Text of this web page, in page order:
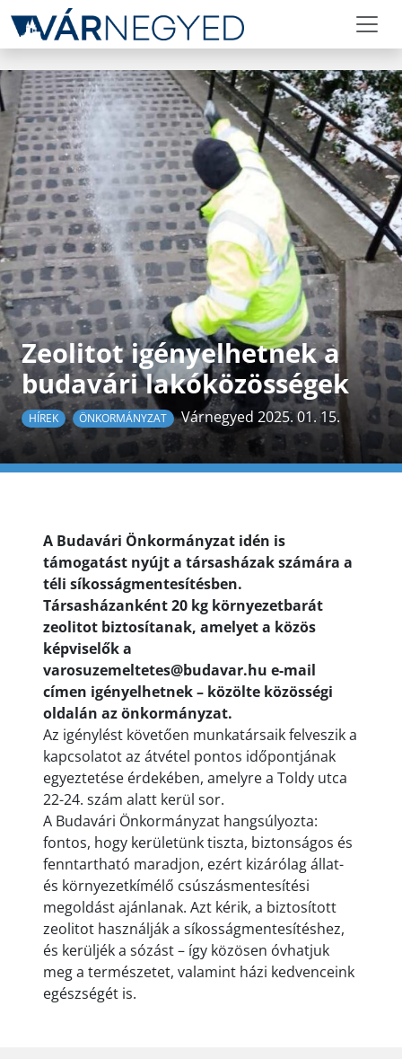
Zeolitot igényelhetnek a
budavári lakóközösségek
HÍREK ÖNKORMÁNYZAT Várnegyed 2025. 01. 15.
A Budavári Önkormányzat idén is
támogatást nyújt a társasházak számára a
téli síkosságmentesítésben.
Társasházanként 20 kg környezetbarát
zeolitot biztosítanak, amelyet a közös
képviselők a
varosuzemeltetes@budavar.hu e-mail
címen igényelhetnek – közölte közösségi
oldalán az önkormányzat.
Az igénylést követően munkatársaik felveszik a
kapcsolatot az átvétel pontos időpontjának
egyeztetése érdekében, amelyre a Toldy utca
22-24. szám alatt kerül sor.
A Budavári Önkormányzat hangsúlyozta:
fontos, hogy kerületünk tiszta, biztonságos és
fenntartható maradjon, ezért kizárólag állat-
és környezetkímélő csúszásmentesítési
megoldást ajánlanak. Azt kérik, a biztosított
zeolitot használják a síkosságmentesítéshez,
és kerüljék a sózást – így közösen óvhatjuk
meg a természetet, valamint házi kedvenceink
egészségét is.